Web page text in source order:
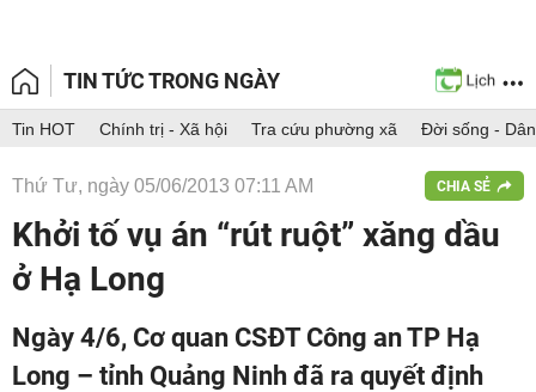
TIN TỨC TRONG NGÀY
Tin HOT Chính trị - Xã hội Tra cứu phường xã Đời sống -
Thứ Tư, ngày 05/06/2013 07:11 AM CHIA SẺ
Khởi tố vụ án “rút ruột” xăng dầu
ở Hạ Long
Ngày 4/6, Cơ quan CSĐT Công an TP Hạ
Long – tỉnh Quảng Ninh đã ra quyết định